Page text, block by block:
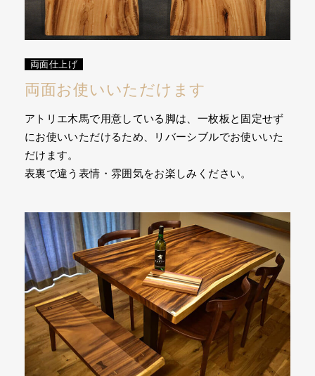
両面仕上げ
両面お使いいただけます
アトリエ木馬で用意している脚は、一枚板と固定せず
にお使いいただけるため、リバーシブルでお使いいた
だけます。
表裏で違う表情・雰囲気をお楽しみください。